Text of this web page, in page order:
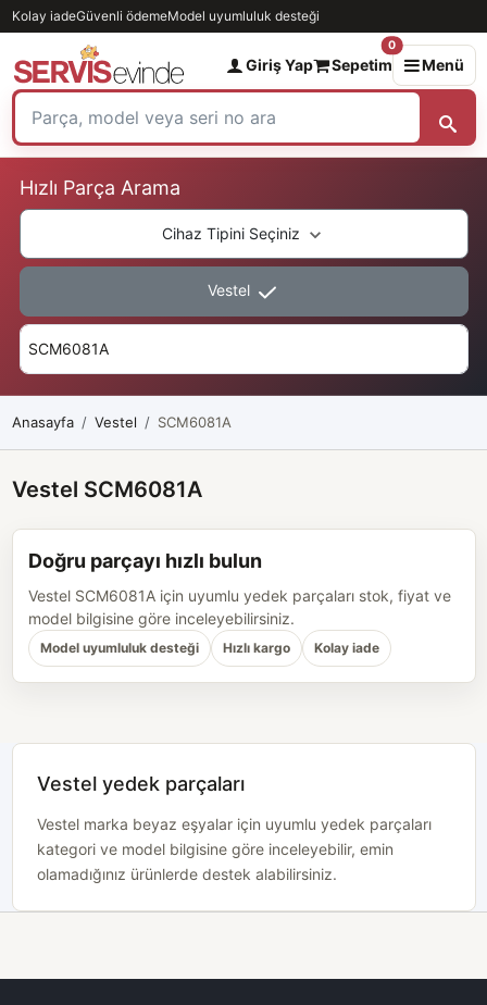
Kolay iadeGüvenli ödemeModel uyumluluk desteği
Giriş Yap Sepetim
0
Menü
Hızlı Parça Arama
Cihaz Tipini Seçiniz
Vestel
Anasayfa Vestel SCM6081A
Vestel SCM6081A
Doğru parçayı hızlı bulun
Vestel SCM6081A için uyumlu yedek parçaları stok, fiyat ve
model bilgisine göre inceleyebilirsiniz.
Model uyumluluk desteği Hızlı kargo Kolay iade
Vestel yedek parçaları
Vestel marka beyaz eşyalar için uyumlu yedek parçaları
kategori ve model bilgisine göre inceleyebilir, emin
olamadığınız ürünlerde destek alabilirsiniz.